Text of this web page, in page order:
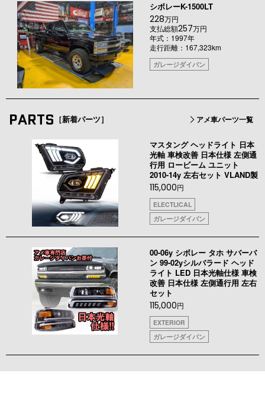
シボレーK-1500LT
228万円
支払総額257万円
年式：1997年
走行距離：167,323km
ガレージダイバン
PARTS ［新着パーツ］ アメ車パーツ一覧
マスタング ヘッドライト 日本
光軸 車検改善 日本仕様 左側通
行用 ロービーム ユニット
2010-14y 左右セット VLAND製
115,000円
ELECTLICAL
ガレージダイバン
00-06y シボレー タホ サバーバ
ン 99-02yシルバラード ヘッド
ライト LED 日本光軸仕様 車検
改善 日本仕様 左側通行用 左右
セット
115,000円
EXTERIOR
ガレージダイバン